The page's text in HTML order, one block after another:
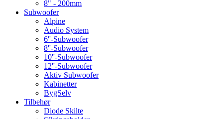
8" - 200mm
Subwoofer
Alpine
Audio System
6''-Subwoofer
8''-Subwoofer
10''-Subwoofer
12''-Subwoofer
Aktiv Subwoofer
Kabinetter
BygSelv
Tilbehør
Diode Skilte